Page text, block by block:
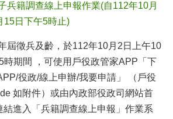
兵籍調查線上申報作業(自112年10月
15日下午5時止)
屆徵兵及齡，於112年10月2日上午10
時期間 ，可使用戶役政管家APP「下
役政/線上申辦/我要申請」 （戶役
如附件）或由內政部役政司網站首
結進入「兵籍調查線上申報」作業系